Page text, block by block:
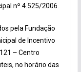
nº 4.525/2006.
pela Fundação
de Incentivo
– Centro
no horário das